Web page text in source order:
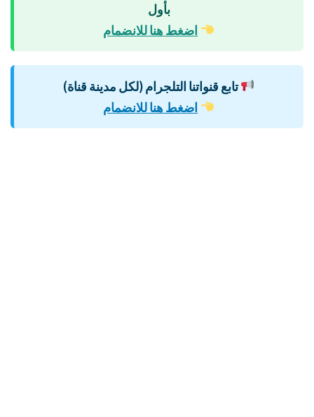
بأول
اضغط هنا للانضمام
تابع قنواتنا التلجرام (لكل مدينة قناة)
اضغط هنا للانضمام